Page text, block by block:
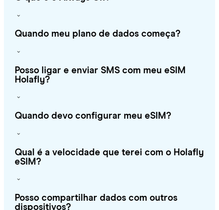
Quando meu plano de dados começa?
Posso ligar e enviar SMS com meu eSIM
Holafly?
Quando devo configurar meu eSIM?
Qual é a velocidade que terei com o Holafly
eSIM?
Posso compartilhar dados com outros
dispositivos?